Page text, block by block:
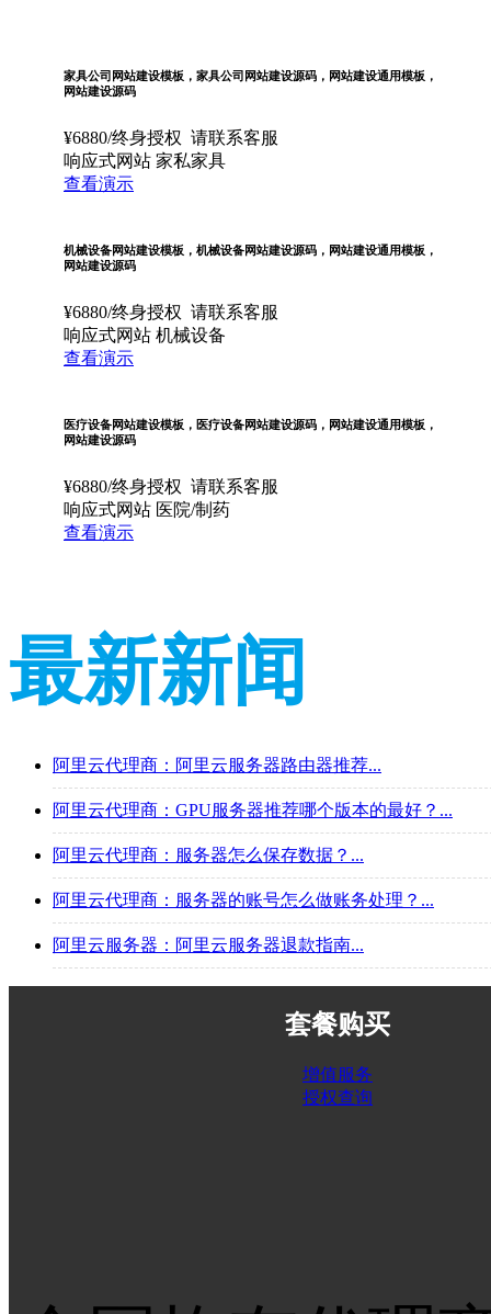
家具公司网站建设模板，家具公司网站建设源码，网站建设通用模板，
网站建设源码
¥6880/终身授权 请联系客服
响应式网站 家私家具
查看演示
机械设备网站建设模板，机械设备网站建设源码，网站建设通用模板，
网站建设源码
¥6880/终身授权 请联系客服
响应式网站 机械设备
查看演示
医疗设备网站建设模板，医疗设备网站建设源码，网站建设通用模板，
网站建设源码
¥6880/终身授权 请联系客服
响应式网站 医院/制药
查看演示
最新新闻
阿里云代理商：阿里云服务器路由器推荐...
阿里云代理商：GPU服务器推荐哪个版本的最好？...
阿里云代理商：服务器怎么保存数据？...
阿里云代理商：服务器的账号怎么做账务处理？...
阿里云服务器：阿里云服务器退款指南...
套餐购买
增值服务
授权查询